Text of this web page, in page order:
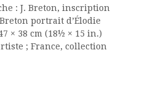
: J. Breton, inscription
portrait d’Élodie
× 38 cm (18½ × 15 in.)
; France, collection